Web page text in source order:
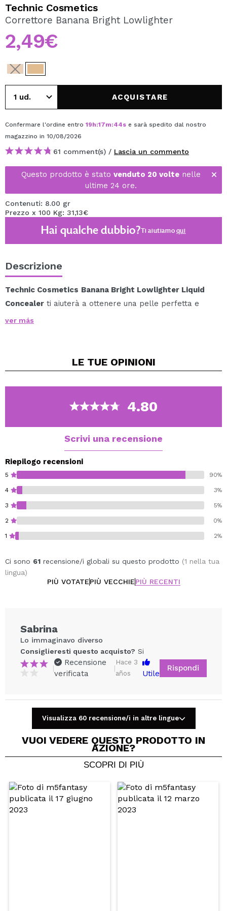
Creando un account su Maquibeauty.it potrai fare i tuoi
acquisti velocemente, controllare lo stato dei tuoi ordini e
consultare le tue operazioni precedenti.
Technic Cosmetics
Correttore Banana Bright Lowlighter
2,49€
ACQUISTARE
Confermare l'ordine entro 19h:17m:43se sarà spedito dal nostro
magazzino in 10/08/2026
61 comment(s) / Lascia un commento
Questo prodotto è stato venduto 20 volte nelle
ultime 24 ore.
Contenuti: 8.00 gr
Prezzo x 100 Kg: 31,13€
Hai qualche dubbio?Ti aiutiamoqui
Descrizione
Technic Cosmetics Banana Bright Lowlighter Liquid
Concealer ti aiuterà a ottenere una pelle perfetta e
luminosa.
Puoi applicarlo nella zona intorno agli occhi, intorno
alla bocca e al naso, aiutandoti con un pennello da
correttore.
Adatto ai vegetariani.
ver más
LE TUE OPINIONI
4.80
Scrivi una recensione
Riepilogo recensioni
5 90%
4 3%
3 5%
2 0%
1 2%
Ci sono 61 recensione/i globali su questo prodotto (1 nella tua
lingua)
PIÙ VOTATEPIÙ VECCHIEPIÙ RECENTI
Condividi un video o una foto
Il tuo video potrebbe essere il primo. Immaginalo...
Consiglieresti questo acquisto?
INVIA
Sabrina
Lo immaginavo diverso
Consiglieresti questo acquisto? Si
|
Recensione
verificata
|
Hace 3
años
Utile
Rispondi
Visualizza 60 recensione/i in altre lingue
VUOI VEDERE QUESTO PRODOTTO IN
AZIONE?
SCOPRI DI PIÙ